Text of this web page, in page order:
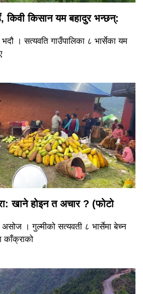
किवी किसान यम बहादुर भन्छन्:
। सत्यवति गाउँपालिका ८ भार्सेका यम
खाने होइन त अचार ? (फोटो
। गुल्मीको सत्यवती ८ भार्सेमा बेच्न
काँक्राको